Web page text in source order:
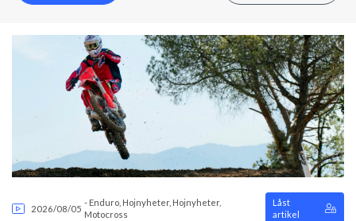
2026/08/05
- Enduro Hojnyheter, Hojnyheter,
Motocross
Låst
artikel